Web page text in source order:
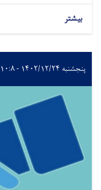
بیشتر
پنجشنبه ۱۴۰۲/۱۲/۲۴ - ۱۰:۸